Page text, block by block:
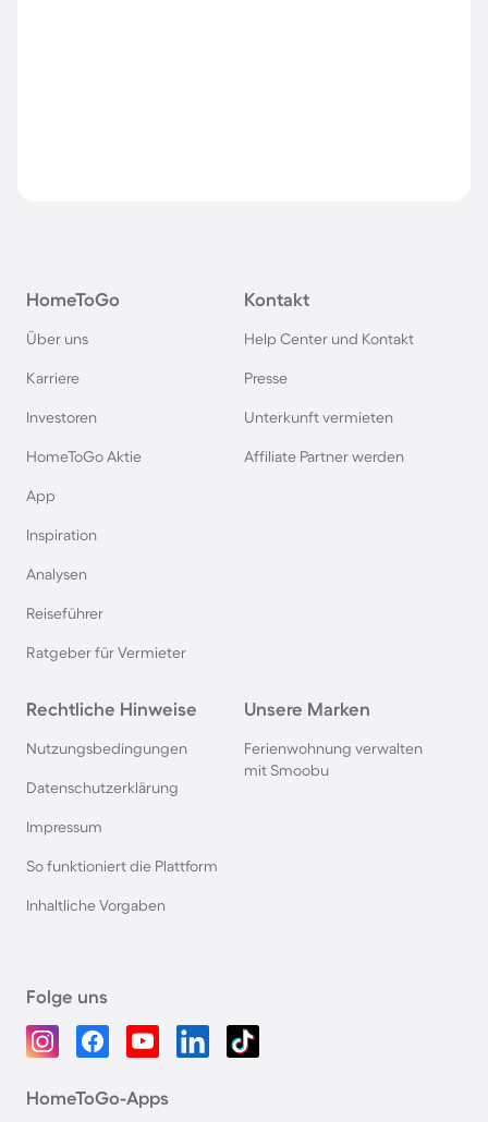
HomeToGo
Über uns
Karriere
Investoren
HomeToGo Aktie
App
Inspiration
Analysen
Reiseführer
Ratgeber für Vermieter
Kontakt
Help Center und Kontakt
Presse
Unterkunft vermieten
Affiliate Partner werden
Rechtliche Hinweise
Nutzungsbedingungen
Datenschutzerklärung
Impressum
So funktioniert die Plattform
Inhaltliche Vorgaben
Unsere Marken
Ferienwohnung verwalten
mit Smoobu
Folge uns
HomeToGo-Apps